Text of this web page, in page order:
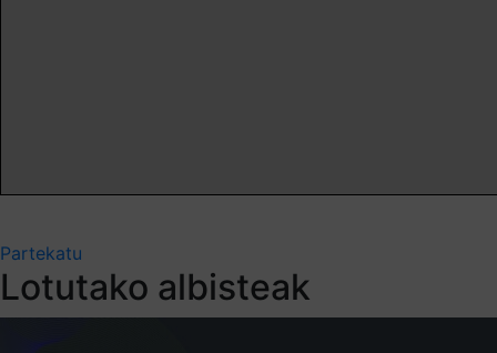
Partekatu
Lotutako albisteak